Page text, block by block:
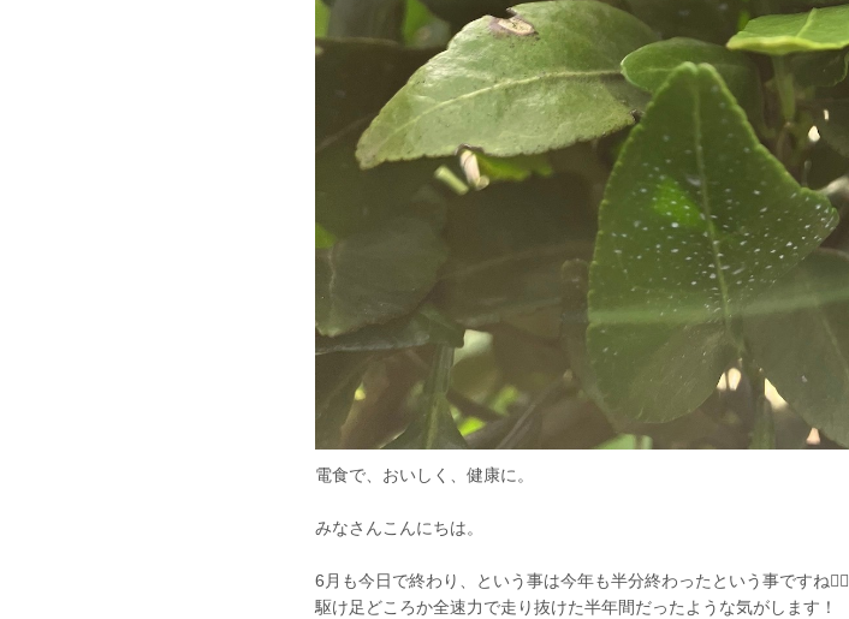
電食で、おいしく、健康に。
みなさんこんにちは。
6月も今日で終わり、という事は今年も半分終わったという事ですね🏃‍♂️
駆け足どころか全速力で走り抜けた半年間だったような気がします！